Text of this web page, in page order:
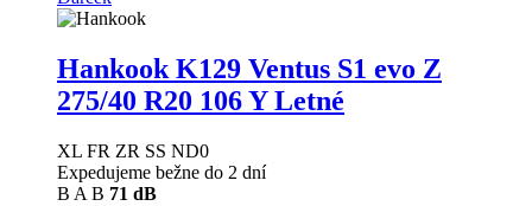
Hankook K129 Ventus S1 evo Z
275/40 R20 106 Y Letné
XL FR ZR SS ND0
Expedujeme bežne do 2 dní
B A B 71 dB